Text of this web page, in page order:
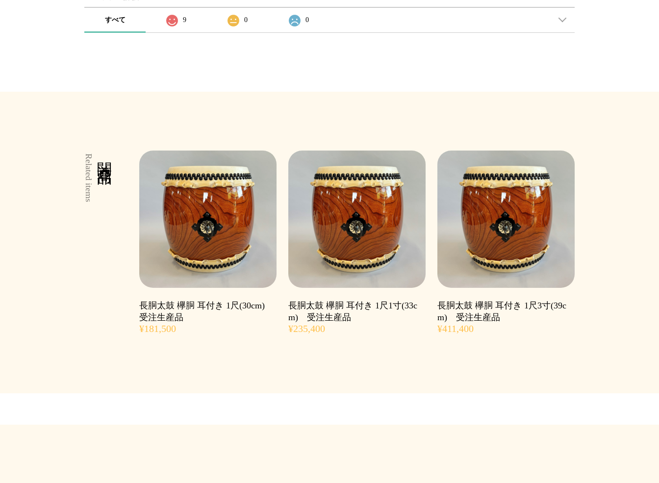
すべて 9 0 0
Related items
長胴太鼓 欅胴 耳付き 1尺(30cm)
受注生産品
¥181,500
長胴太鼓 欅胴 耳付き 1尺1寸(33c
m) 受注生産品
¥235,400
長胴太鼓 欅胴 耳付き 1尺3寸(39c
m) 受注生産品
¥411,400